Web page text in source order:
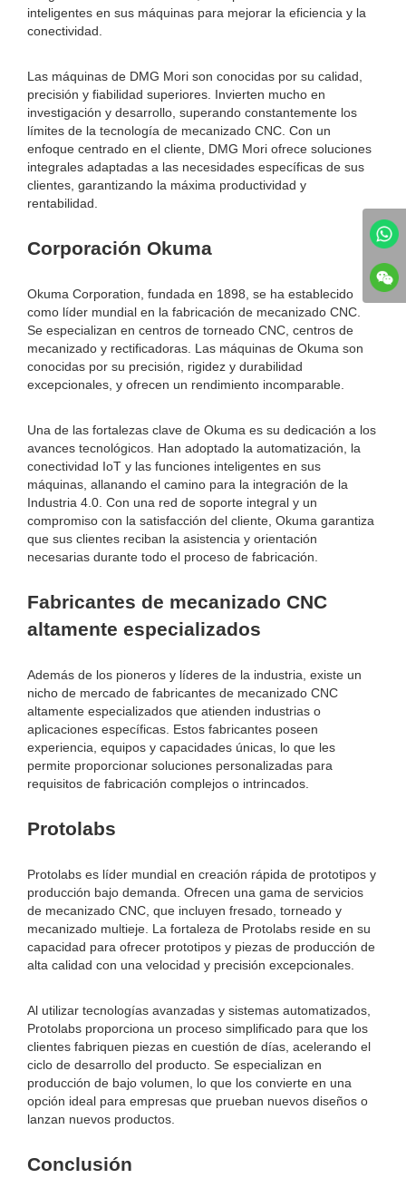
inteligentes en sus máquinas para mejorar la eficiencia y la
conectividad.
Las máquinas de DMG Mori son conocidas por su calidad,
precisión y fiabilidad superiores. Invierten mucho en
investigación y desarrollo, superando constantemente los
límites de la tecnología de mecanizado CNC. Con un
enfoque centrado en el cliente, DMG Mori ofrece soluciones
integrales adaptadas a las necesidades específicas de sus
clientes, garantizando la máxima productividad y
rentabilidad.
Corporación Okuma
Okuma Corporation, fundada en 1898, se ha establecido
como líder mundial en la fabricación de mecanizado CNC.
Se especializan en centros de torneado CNC, centros de
mecanizado y rectificadoras. Las máquinas de Okuma son
conocidas por su precisión, rigidez y durabilidad
excepcionales, y ofrecen un rendimiento incomparable.
Una de las fortalezas clave de Okuma es su dedicación a los
avances tecnológicos. Han adoptado la automatización, la
conectividad IoT y las funciones inteligentes en sus
máquinas, allanando el camino para la integración de la
Industria 4.0. Con una red de soporte integral y un
compromiso con la satisfacción del cliente, Okuma garantiza
que sus clientes reciban la asistencia y orientación
necesarias durante todo el proceso de fabricación.
Fabricantes de mecanizado CNC
altamente especializados
Además de los pioneros y líderes de la industria, existe un
nicho de mercado de fabricantes de mecanizado CNC
altamente especializados que atienden industrias o
aplicaciones específicas. Estos fabricantes poseen
experiencia, equipos y capacidades únicas, lo que les
permite proporcionar soluciones personalizadas para
requisitos de fabricación complejos o intrincados.
Protolabs
Protolabs es líder mundial en creación rápida de prototipos y
producción bajo demanda. Ofrecen una gama de servicios
de mecanizado CNC, que incluyen fresado, torneado y
mecanizado multieje. La fortaleza de Protolabs reside en su
capacidad para ofrecer prototipos y piezas de producción de
alta calidad con una velocidad y precisión excepcionales.
Al utilizar tecnologías avanzadas y sistemas automatizados,
Protolabs proporciona un proceso simplificado para que los
clientes fabriquen piezas en cuestión de días, acelerando el
ciclo de desarrollo del producto. Se especializan en
producción de bajo volumen, lo que los convierte en una
opción ideal para empresas que prueban nuevos diseños o
lanzan nuevos productos.
Conclusión